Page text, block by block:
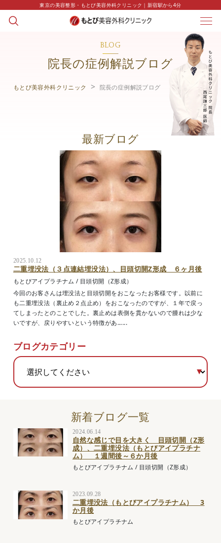
東京の美容整形・もとび美容外科クリニック｜新宿駅から4分
BLOG
院長の症例解説ブログ
もとび美容外科クリニック 院長の症例解説ブログ
最新ブログ
2025.10.12
二重埋没法（３点連結埋没法）、目頭切開Z形成 ６ヶ月後
もとびアイプラチナム / 目頭切開（Z形成）
今回のお客さんは埋没法と目頭切開をおこなったお客様です。以前に
も二重埋没法（裏止め２点止め）をおこなったのですが、１年で戻っ
てしまったとのことでした。裏止めは表側を貫かないので腫れは少な
いですが、戻りやすいという特徴があ......
ブログカテゴリー
新着ブログ一覧
2024.06.14
自然な感じで目を大きく 目頭切開（Z形
成）、二重埋没法（もとびアイプラチナ
ム） １週間後～６か月後
もとびアイプラチナム / 目頭切開（Z形成）
2023.09.28
二重埋没法（もとびアイプラチナム） 3
か月後
もとびアイプラチナム